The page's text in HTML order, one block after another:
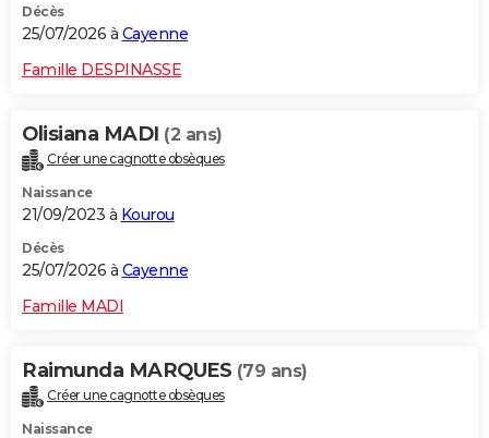
Décès
25/07/2026 à Cayenne
Famille DESPINASSE
Olisiana MADI (2 ans)
Créer une cagnotte obsèques
Naissance
21/09/2023 à Kourou
Décès
25/07/2026 à Cayenne
Famille MADI
Raimunda MARQUES (79 ans)
Créer une cagnotte obsèques
Naissance